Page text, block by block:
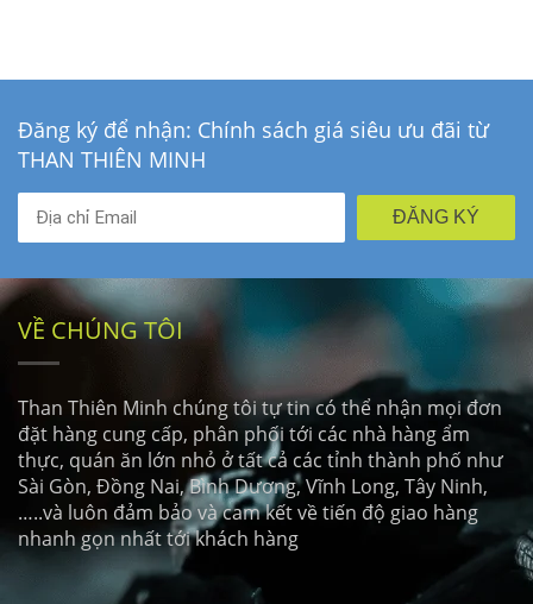
Đăng ký để nhận: Chính sách giá siêu ưu đãi từ
THAN THIÊN MINH
ĐĂNG KÝ
VỀ CHÚNG TÔI
Than Thiên Minh chúng tôi tự tin có thể nhận mọi đơn
đặt hàng cung cấp, phân phối tới các nhà hàng ẩm
thực, quán ăn lớn nhỏ ở tất cả các tỉnh thành phố như
Sài Gòn, Đồng Nai, Bình Dương, Vĩnh Long, Tây Ninh,
…..và luôn đảm bảo và cam kết về tiến độ giao hàng
nhanh gọn nhất tới khách hàng